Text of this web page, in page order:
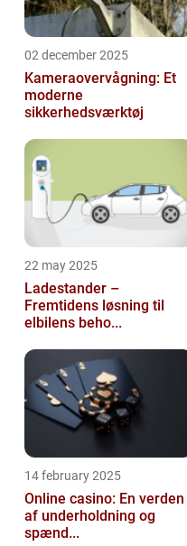
02 december 2025
Kameraovervågning: Et
moderne
sikkerhedsværktøj
22 may 2025
Ladestander –
Fremtidens løsning til
elbilens beho...
14 february 2025
Online casino: En verden
af underholdning og
spænd...